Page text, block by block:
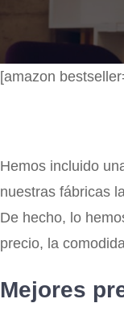
[amazon
Hemos incluido
nuestras fábricas
De hecho, lo
precio, la
Mejores